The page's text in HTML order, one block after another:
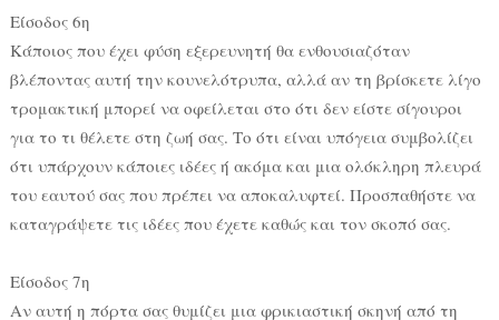
Είσοδος 6η
Κάποιος που έχει φύση εξερευνητή θα ενθουσιαζόταν
βλέποντας αυτή την κουνελότρυπα, αλλά αν τη βρίσκετε λίγο
τρομακτική μπορεί να οφείλεται στο ότι δεν είστε σίγουροι
για το τι θέλετε στη ζωή σας. Το ότι είναι υπόγεια συμβολίζει
ότι υπάρχουν κάποιες ιδέες ή ακόμα και μια ολόκληρη πλευρά
του εαυτού σας που πρέπει να αποκαλυφτεί. Προσπαθήστε να
καταγράψετε τις ιδέες που έχετε καθώς και τον σκοπό σας.
Είσοδος 7η
Αν αυτή η πόρτα σας θυμίζει μια φρικιαστική σκηνή από τη